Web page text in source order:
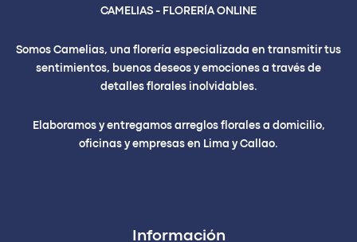
CAMELIAS - FLORERÍA ONLINE
Somos Camelias, una florería especializada en transmitir tus
sentimientos, buenos deseos y emociones a través de
detalles florales inolvidables.
Elaboramos y entregamos arreglos florales a domicilio,
oficinas y empresas en Lima y Callao.
Información